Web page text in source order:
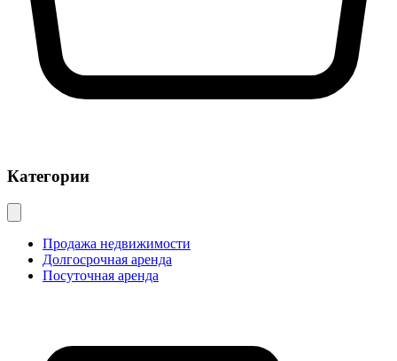
Категории
Продажа недвижимости
Долгосрочная аренда
Посуточная аренда